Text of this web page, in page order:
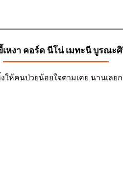
หงา คอร์ด นีโน่ เมทะนี บูรณะ
ห้คนป่วยน้อยใจตามเคย นานเล